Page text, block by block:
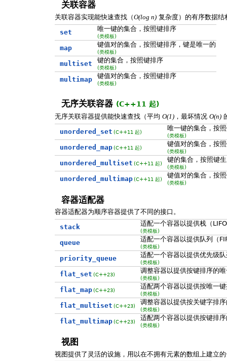
关联容器
关联容器实现能快速查找（O(log n) 复杂度）的有序数据结
set 唯一键的集合，按照键排序
(类模板)
map 键值对的集合，按照键排序，键是唯一的
(类模板)
multiset 键的集合，按照键排序
(类模板)
multimap 键值对的集合，按照键排序
(类模板)
无序关联容器 (C++11 起)
无序关联容器提供能快速查找（平均 O(1) ，最坏情况 O(n)
unordered_set (C++11 起) 唯一键的集合，按
(类模板)
unordered_map (C++11 起) 键值对的集合，按
(类模板)
unordered_multiset (C++11 起) 键的集合，按照键
(类模板)
unordered_multimap (C++11 起) 键值对的集合，按
(类模板)
容器适配器
容器适配器为顺序容器提供了不同的接口。
stack
适配一个容器以提供栈（
(类模板)
queue 适配一个容器以提供队列（
(类模板)
priority_queue 适配一个容器以提供优先级队
(类模板)
flat_set (C++23) 调整容器以提供按键排序的
(类模板)
flat_map (C++23) 适配两个容器以提供按唯一
(类模板)
flat_multiset (C++23) 调整容器以提供按关键字排
(类模板)
flat_multimap (C++23) 适配两个容器以提供按键排
(类模板)
视图
视图提供了灵活的设施，用以在不拥有元素的数组上建立